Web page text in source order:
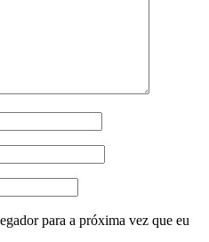
para a próxima vez que eu